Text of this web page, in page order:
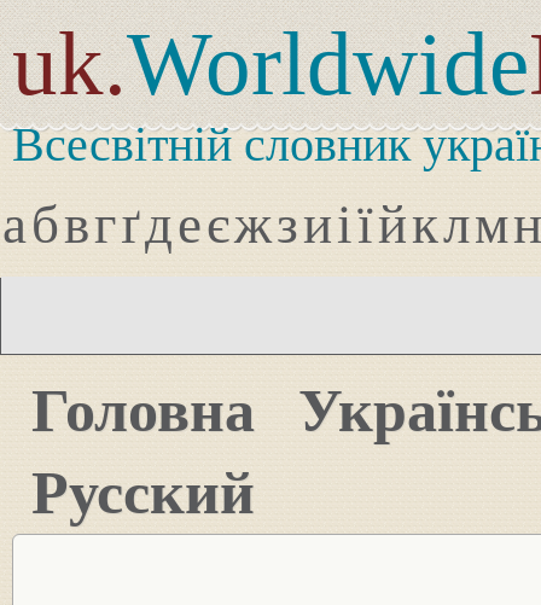
uk.Worldwide
Всесвітній словник
абвгґдеєжзиіїйклмн
Головна
Русский